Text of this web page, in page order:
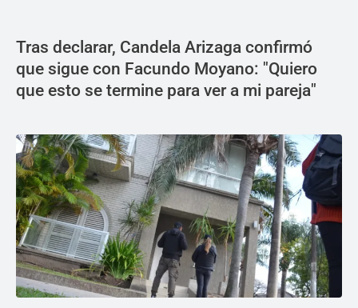
Tras declarar, Candela Arizaga confirmó
que sigue con Facundo Moyano: "Quiero
que esto se termine para ver a mi pareja"